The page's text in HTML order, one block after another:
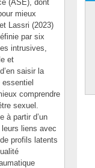
(ASE), dont
mieux
Lassri (2023)
par six
intrusives,
et
saisir la
comprendre
sexuel.
à partir d’un
leurs liens avec
profils latents